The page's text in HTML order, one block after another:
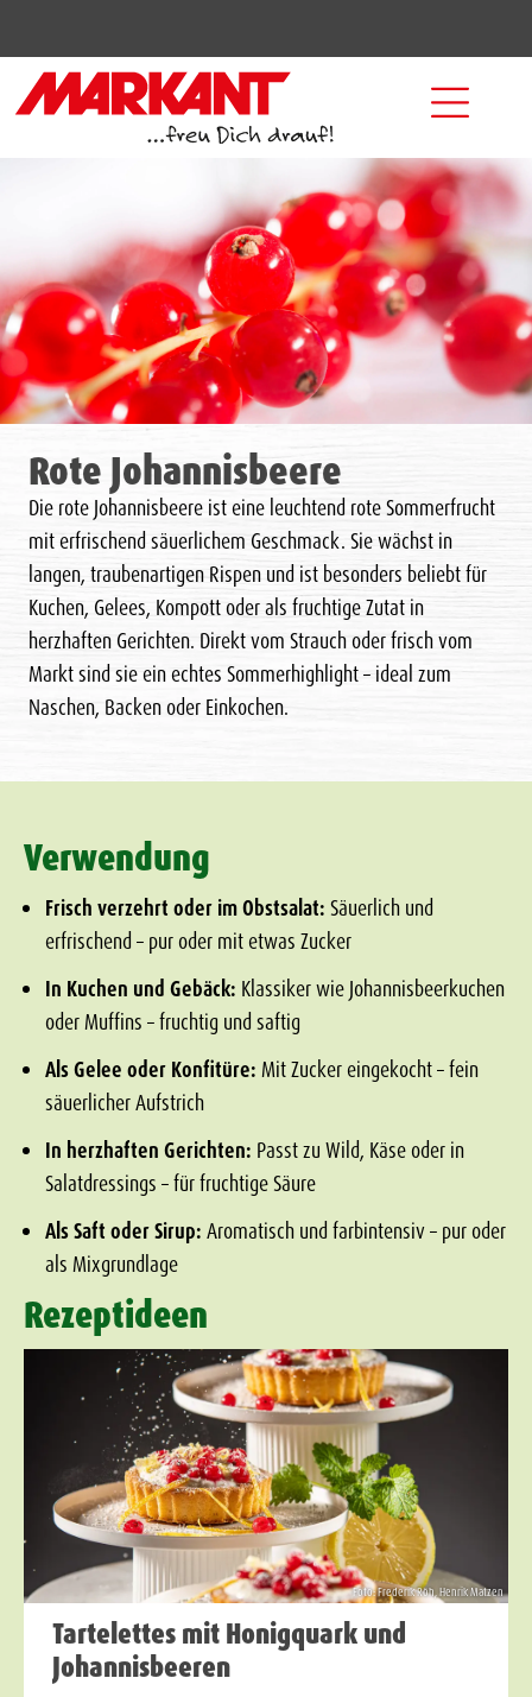
Rote Johannisbeere
Die rote Johannisbeere ist eine leuchtend rote Sommerfrucht
mit erfrischend säuerlichem Geschmack. Sie wächst in
langen, traubenartigen Rispen und ist besonders beliebt für
Kuchen, Gelees, Kompott oder als fruchtige Zutat in
herzhaften Gerichten. Direkt vom Strauch oder frisch vom
Markt sind sie ein echtes Sommerhighlight – ideal zum
Naschen, Backen oder Einkochen.
Verwendung
Frisch verzehrt oder im Obstsalat: Säuerlich und
erfrischend – pur oder mit etwas Zucker
In Kuchen und Gebäck: Klassiker wie Johannisbeerkuchen
oder Muffins – fruchtig und saftig
Als Gelee oder Konfitüre: Mit Zucker eingekocht – fein
säuerlicher Aufstrich
In herzhaften Gerichten: Passt zu Wild, Käse oder in
Salatdressings – für fruchtige Säure
Als Saft oder Sirup: Aromatisch und farbintensiv – pur oder
als Mixgrundlage
Rezeptideen
Foto: Frederik Röh, Henrik Matzen
Tartelettes mit Honigquark und
Johannisbeeren